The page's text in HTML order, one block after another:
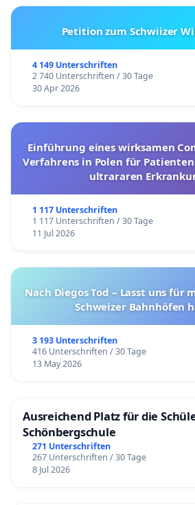
Petition zum Schwiizer
4 149 Unterschriften
2 740 Unterschriften / 30 Tage
30 Apr 2026
Einführung eines wirksamen
Verfahrens in Polen für
ultrararen
1 117 Unterschriften
1 117 Unterschriften / 30 Tage
11 Jul 2026
Nach Diegos Tod – Lasst uns für
Schweizer Bahnhöfen
3 193 Unterschriften
416 Unterschriften / 30 Tage
13 May 2026
Ausreichend Platz für die
Schönbergschule
271 Unterschriften
267 Unterschriften / 30 Tage
8 Jul 2026